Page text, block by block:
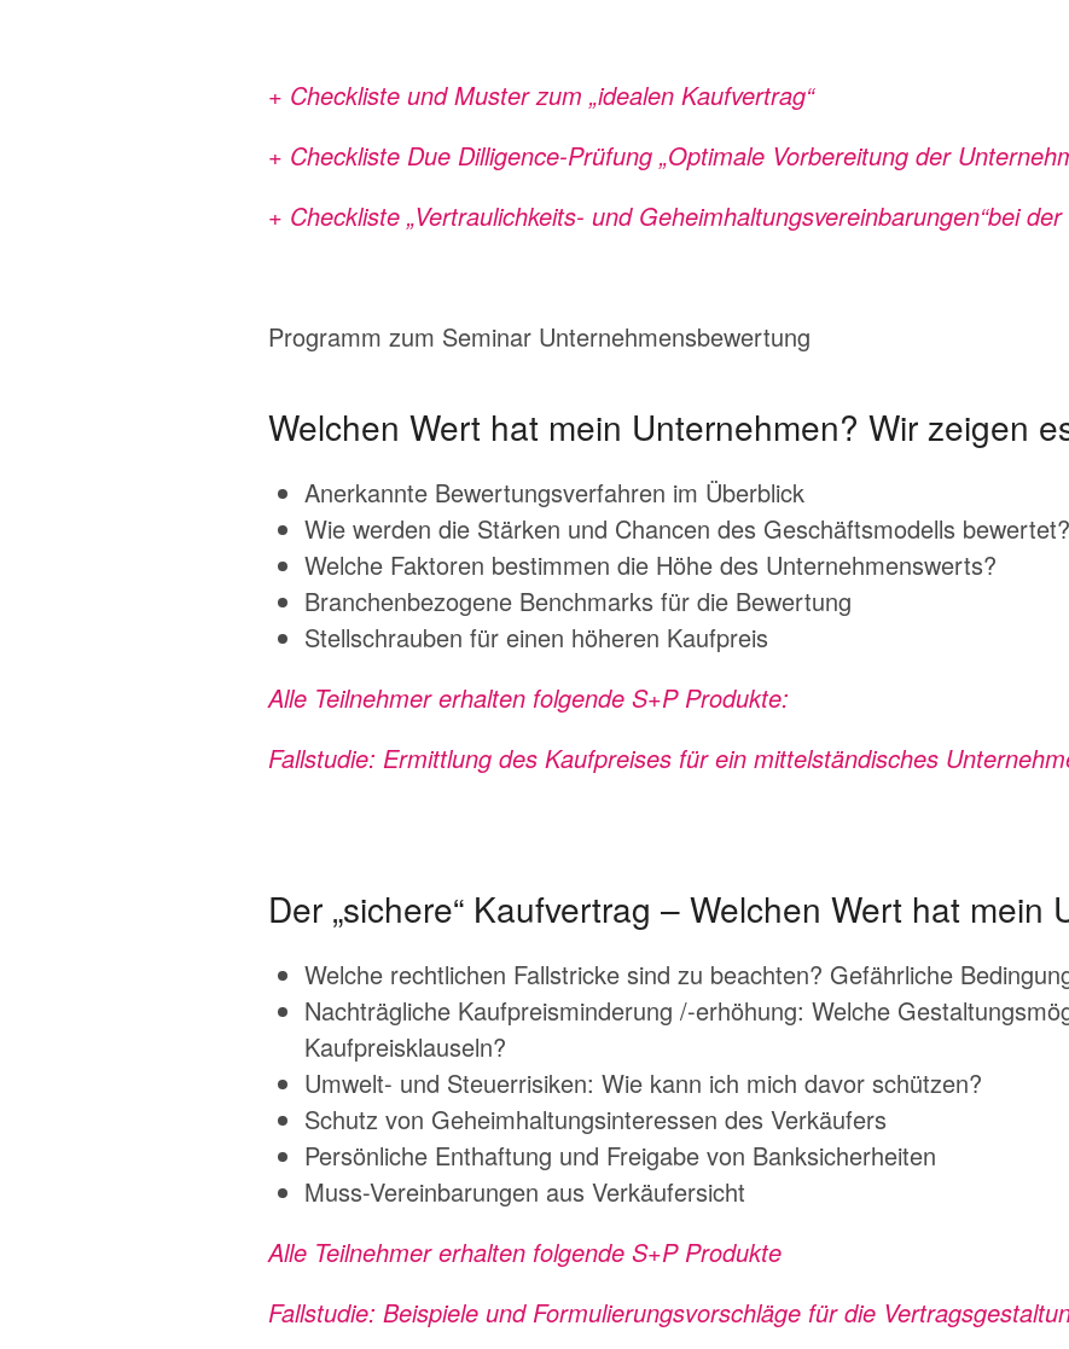
+ Checkliste und Muster zum „idealen Kaufvertrag“
+ Checkliste Due Dilligence-Prüfung „Optimale Vorbereitung der
+ Checkliste „Vertraulichkeits- und Geheimhaltungsvereinbarungen“bei
Programm zum Seminar Unternehmensbewertung
Welchen Wert hat mein Unternehmen? Wir zeigen
Anerkannte Bewertungsverfahren im Überblick
Wie werden die Stärken und Chancen des Geschäftsmodells bewertet?
Welche Faktoren bestimmen die Höhe des Unternehmenswerts?
Branchenbezogene Benchmarks für die Bewertung
Stellschrauben für einen höheren Kaufpreis
Alle Teilnehmer erhalten folgende S+P Produkte:
Fallstudie: Ermittlung des Kaufpreises für ein mittelständisches
Der „sichere“ Kaufvertrag – Welchen Wert hat mein
Welche rechtlichen Fallstricke sind zu beachten? Gefährliche
Nachträgliche Kaufpreisminderung /-erhöhung: Welche
Kaufpreisklauseln?
Umwelt- und Steuerrisiken: Wie kann ich mich davor schützen?
Schutz von Geheimhaltungsinteressen des Verkäufers
Persönliche Enthaftung und Freigabe von Banksicherheiten
Muss-Vereinbarungen aus Verkäufersicht
Alle Teilnehmer erhalten folgende S+P Produkte
Fallstudie: Beispiele und Formulierungsvorschläge für die